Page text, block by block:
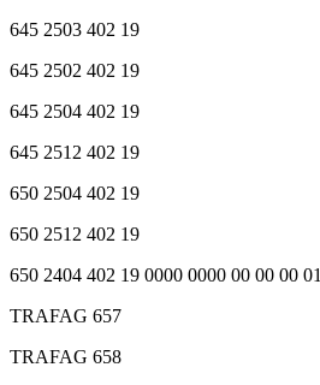
645 2503 402 19
645 2502 402 19
645 2504 402 19
645 2512 402 19
650 2504 402 19
650 2512 402 19
650 2404 402 19 0000 0000 00 00 00 01
TRAFAG 657
TRAFAG 658